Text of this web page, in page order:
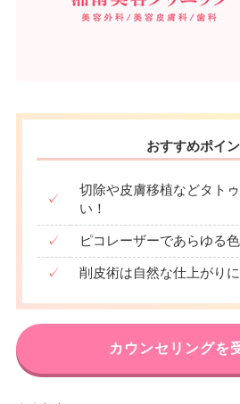
おすすめポイ
✓
切除や皮膚移植などタト
い！
✓ ピコレーザーであらゆる
✓ 削皮術は自然な仕上がり
カウンセリングを